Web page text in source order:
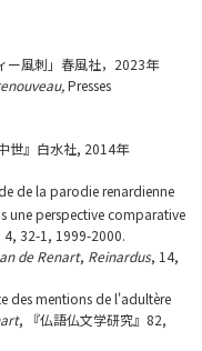
ー風刺」春風社，2023年
Presses
世』白水社, 2014年
de la parodie renardienne
une perspective comparative
32-1, 1999-2000.
de Renart, Reinardus, 14,
des mentions de l'adultère
, 『仏語仏文学研究』82,